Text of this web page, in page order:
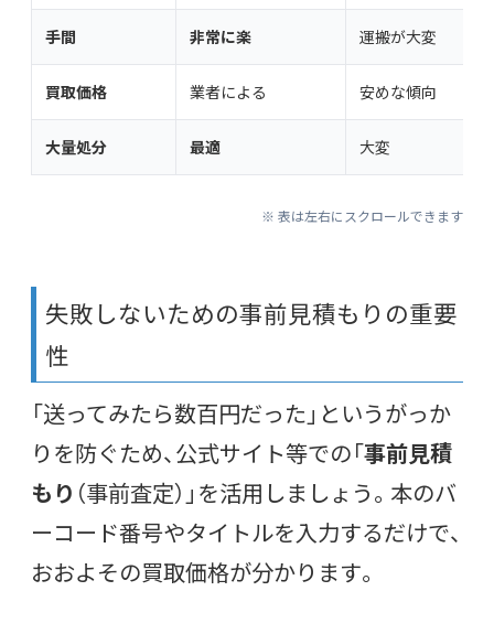
手間 非常に楽 運搬が大変
買取価格 業者による 安めな傾向
大量処分 最適 大変
※ 表は左右にスクロールできます
失敗しないための事前見積もりの重要
性
「送ってみたら数百円だった」というがっか
りを防ぐため、公式サイト等での「事前見積
もり （事前査定）」を活用しましょう。本のバ
ーコード番号やタイトルを入力するだけで、
おおよその買取価格が分かります。